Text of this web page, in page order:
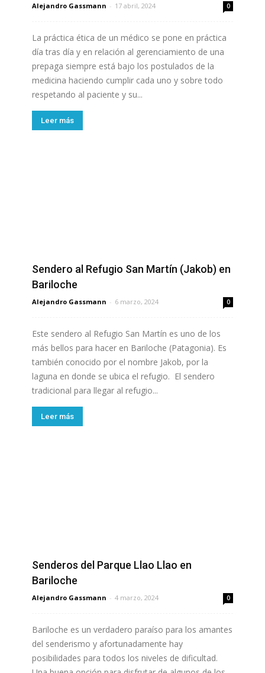
Alejandro Gassmann - 17 abril, 2024 0
La práctica ética de un médico se pone en práctica
día tras día y en relación al gerenciamiento de una
prepaga siempre está bajo los postulados de la
medicina haciendo cumplir cada uno y sobre todo
respetando al paciente y su...
Leer más
Sendero al Refugio San Martín (Jakob) en
Bariloche
Alejandro Gassmann - 6 marzo, 2024 0
Este sendero al Refugio San Martín es uno de los
más bellos para hacer en Bariloche (Patagonia). Es
también conocido por el nombre Jakob, por la
laguna en donde se ubica el refugio. El sendero
tradicional para llegar al refugio...
Leer más
Senderos del Parque Llao Llao en
Bariloche
Alejandro Gassmann - 4 marzo, 2024 0
Bariloche es un verdadero paraíso para los amantes
del senderismo y afortunadamente hay
posibilidades para todos los niveles de dificultad.